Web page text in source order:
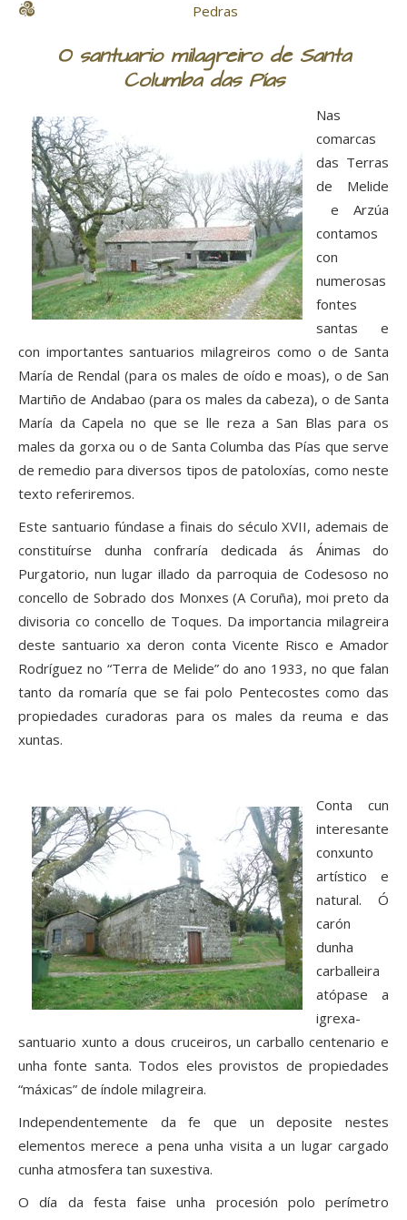
Pedras
O santuario milagreiro de Santa
Columba das Pías
Nas
comarcas
das Terras
de Melide
e Arzúa
contamos
con
numerosas
fontes
santas e
con importantes santuarios milagreiros como o de Santa
María de Rendal (para os males de oído e moas), o de San
Martiño de Andabao (para os males da cabeza), o de Santa
María da Capela no que se lle reza a San Blas para os
males da gorxa ou o de Santa Columba das Pías que serve
de remedio para diversos tipos de patoloxías, como neste
texto referiremos.
Este santuario fúndase a finais do século XVII, ademais de
constituírse dunha confraría dedicada ás Ánimas do
Purgatorio, nun lugar illado da parroquia de Codesoso no
concello de Sobrado dos Monxes (A Coruña), moi preto da
divisoria co concello de Toques. Da importancia milagreira
deste santuario xa deron conta Vicente Risco e Amador
Rodríguez no “Terra de Melide” do ano 1933, no que falan
tanto da romaría que se fai polo Pentecostes como das
propiedades curadoras para os males da reuma e das
xuntas.
Conta cun
interesante
conxunto
artístico e
natural. Ó
carón
dunha
carballeira
atópase a
igrexa-
santuario xunto a dous cruceiros, un carballo centenario e
unha fonte santa. Todos eles provistos de propiedades
“máxicas” de índole milagreira.
Independentemente da fe que un deposite nestes
elementos merece a pena unha visita a un lugar cargado
cunha atmosfera tan suxestiva.
O día da festa faise unha procesión polo perímetro